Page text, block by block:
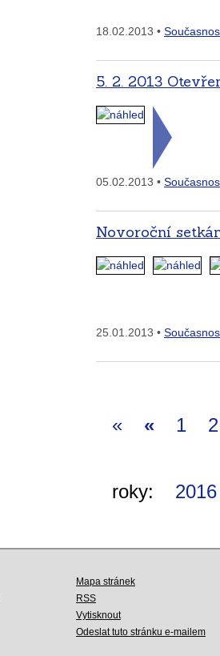
18.02.2013 •
5. 2. 2013
05.02.2013 •
Novoroční
25.01.2013 •
« « 1 2
roky: 2016
Mapa stránek
RSS
Vytisknout
Odeslat tuto stránku e-mailem